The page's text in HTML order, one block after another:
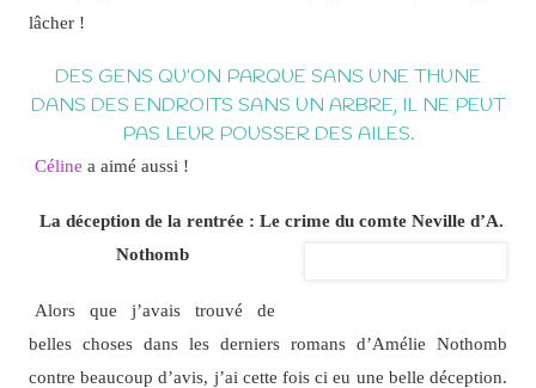
lâcher !
DES GENS QU’ON PARQUE SANS UNE THUNE
DANS DES ENDROITS SANS UN ARBRE, IL NE PEUT
PAS LEUR POUSSER DES AILES.
Céline a aimé aussi !
La déception de la rentrée : Le crime du comte Neville d’A.
Nothomb
Alors que j’avais trouvé de
belles choses dans les derniers romans d’Amélie Nothomb
contre beaucoup d’avis, j’ai cette fois ci eu une belle déception.